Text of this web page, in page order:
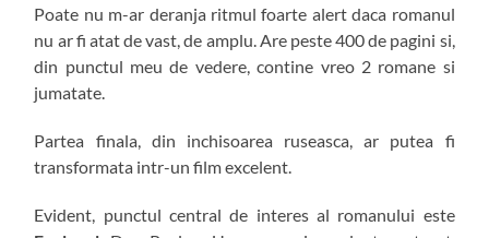
Poate nu m-ar deranja ritmul foarte alert daca romanul
nu ar fi atat de vast, de amplu. Are peste 400 de pagini si,
din punctul meu de vedere, contine vreo 2 romane si
jumatate.
Partea finala, din inchisoarea ruseasca, ar putea fi
transformata intr-un film excelent.
Evident, punctul central de interes al romanului este